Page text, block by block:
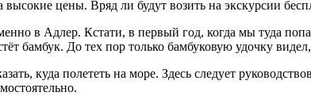
цены. Вряд ли будут возить на экскурсии
в Адлер. Кстати, в первый год, когда мы туда
бамбук. До тех пор только бамбуковую удочку
куда полететь на море. Здесь следует